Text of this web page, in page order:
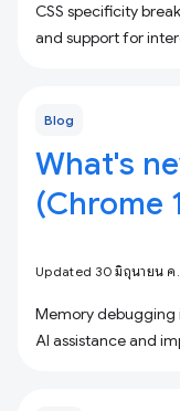
CSS specificity
and support for
Blog
What's
(Chrome
Updated 30 มิถุนายน
Memory debugging
AI assistance and